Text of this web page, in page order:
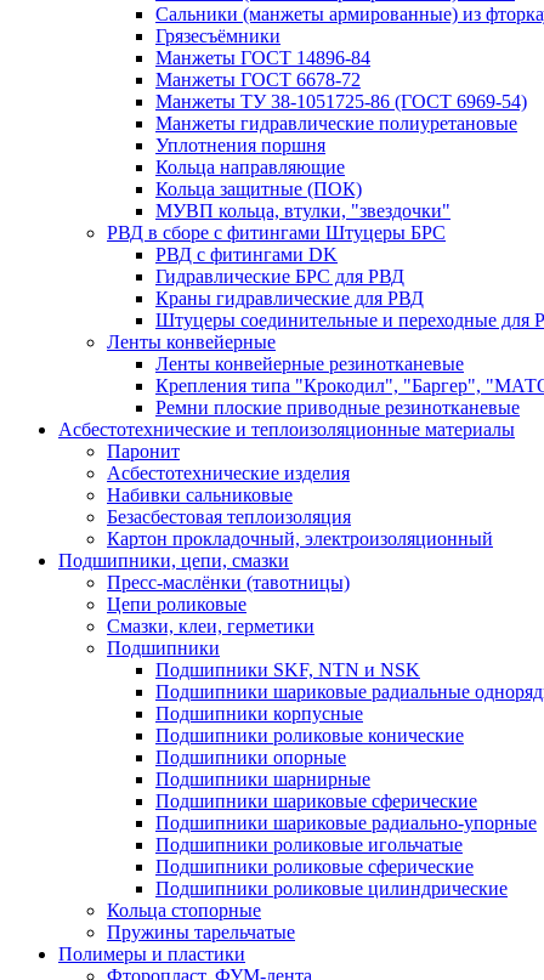
Сальники (манжеты армированные) из
Грязесъёмники
Манжеты ГОСТ 14896-84
Манжеты ГОСТ 6678-72
Манжеты ТУ 38-1051725-86 (ГОСТ 6969-54)
Манжеты гидравлические полиуретановые
Уплотнения поршня
Кольца направляющие
Кольца защитные (ПОК)
МУВП кольца, втулки, "звездочки"
РВД в сборе с фитингами Штуцеры БРС
РВД с фитингами DK
Гидравлические БРС для РВД
Краны гидравлические для РВД
Штуцеры соединительные и переходные для
Ленты конвейерные
Ленты конвейерные резинотканевые
Крепления типа "Крокодил", "Баргер",
Ремни плоские приводные резинотканевые
Асбестотехнические и теплоизоляционные материалы
Паронит
Асбестотехнические изделия
Набивки сальниковые
Безасбестовая теплоизоляция
Картон прокладочный, электроизоляционный
Подшипники, цепи, смазки
Пресс-маслёнки (тавотницы)
Цепи роликовые
Смазки, клеи, герметики
Подшипники
Подшипники SKF, NTN и NSK
Подшипники шариковые радиальные
Подшипники корпусные
Подшипники роликовые конические
Подшипники опорные
Подшипники шарнирные
Подшипники шариковые сферические
Подшипники шариковые радиально-упорные
Подшипники роликовые игольчатые
Подшипники роликовые сферические
Подшипники роликовые цилиндрические
Кольца стопорные
Пружины тарельчатые
Полимеры и пластики
Фторопласт, ФУМ-лента